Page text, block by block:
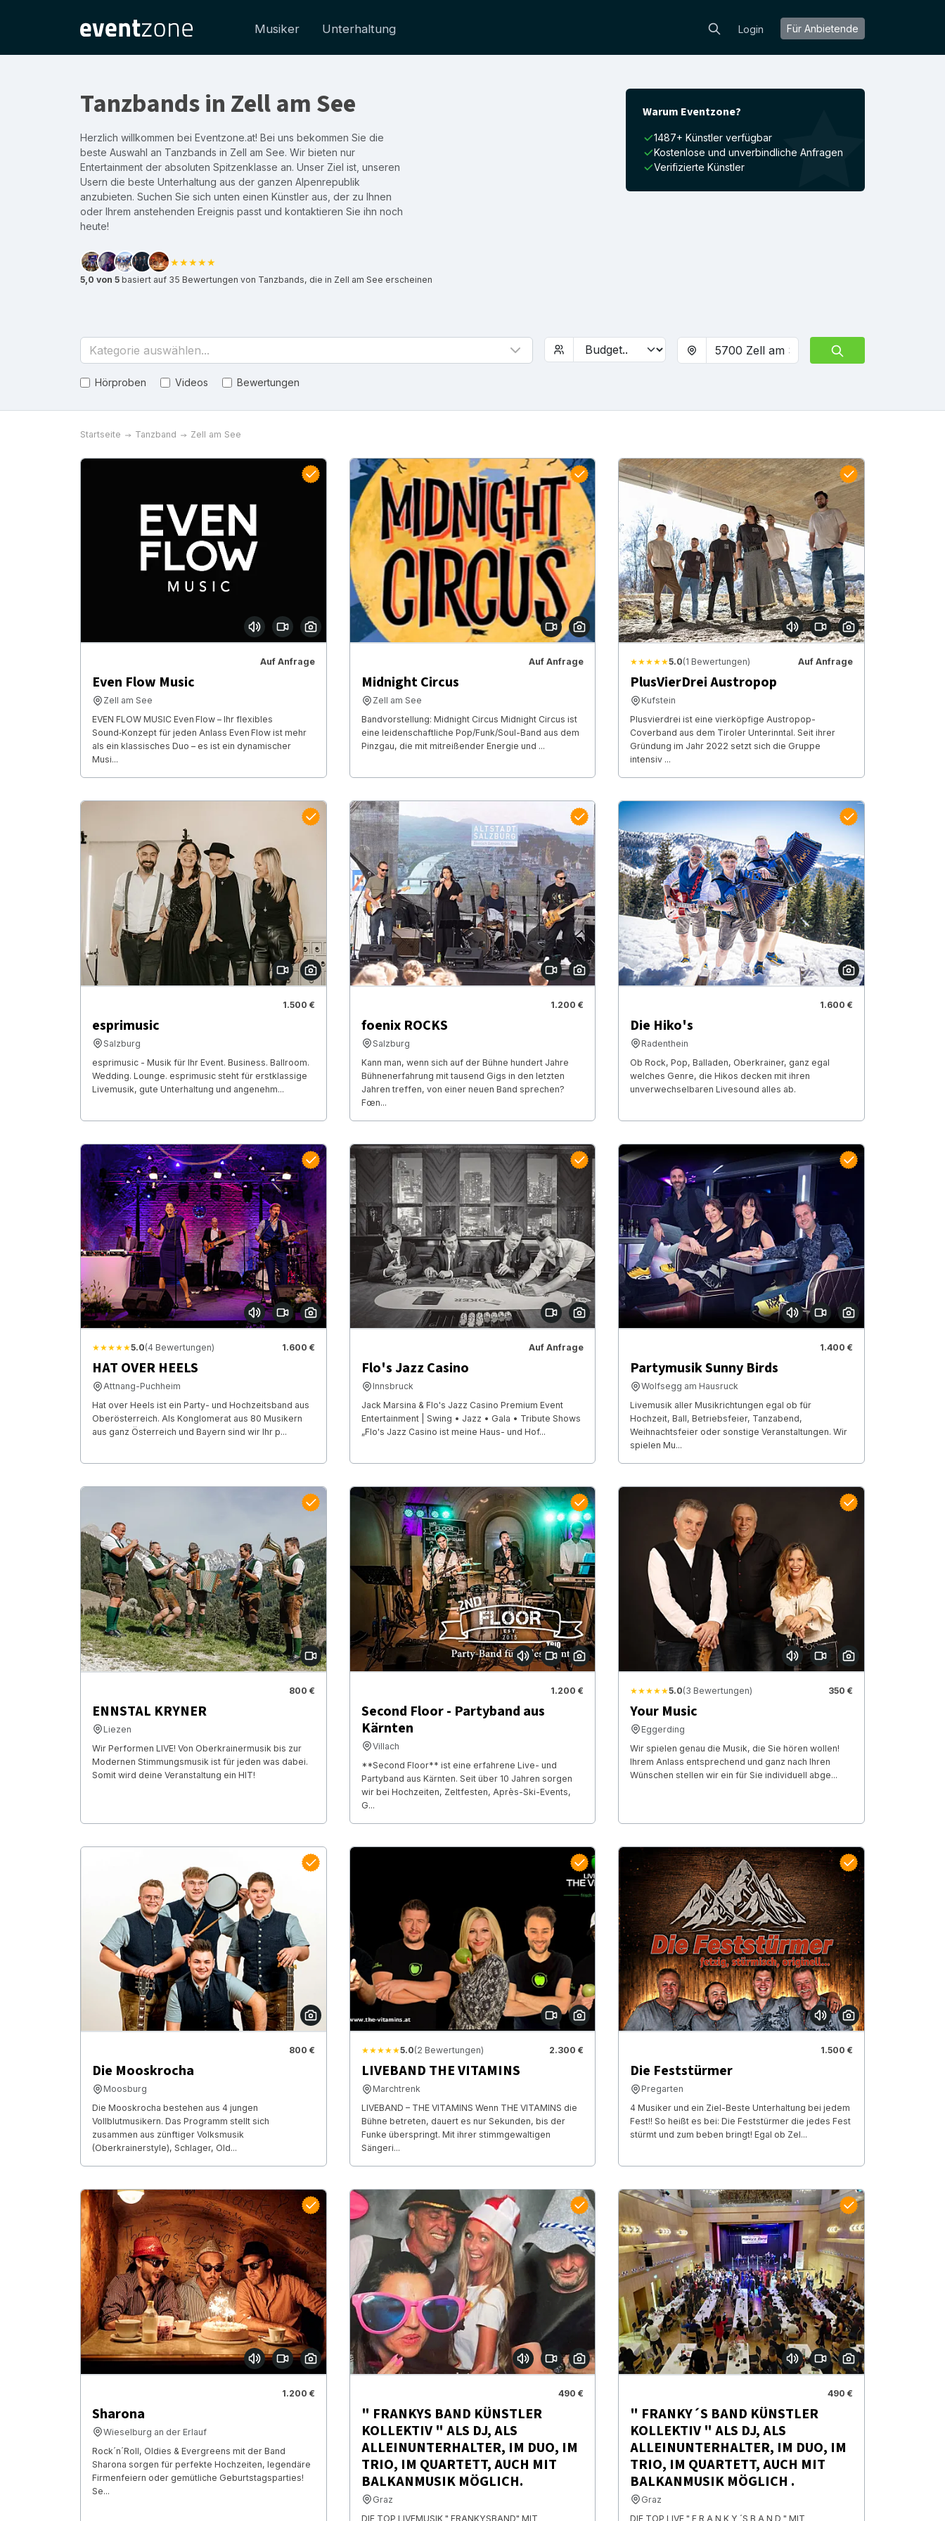
Musiker Unterhaltung Login Für Anbietende
Tanzbands in Zell am See
Herzlich willkommen bei Eventzone.at! Bei uns bekommen Sie die
beste Auswahl an Tanzbands in Zell am See. Wir bieten nur
Entertainment der absoluten Spitzenklasse an. Unser Ziel ist, unseren
Usern die beste Unterhaltung aus der ganzen Alpenrepublik
anzubieten. Suchen Sie sich unten einen Künstler aus, der zu Ihnen
oder Ihrem anstehenden Ereignis passt und kontaktieren Sie ihn noch
heute!
★★★★★
5,0 von 5 basiert auf 35 Bewertungen von Tanzbands, die in Zell am See erscheinen
Warum Eventzone?
1487+ Künstler verfügbar
Kostenlose und unverbindliche Anfragen
Verifizierte Künstler
Kategorie auswählen...
Hörproben Videos Bewertungen
Startseite Tanzband Zell am See
Auf Anfrage
Even Flow Music
Zell am See
EVEN FLOW MUSIC Even Flow – Ihr flexibles
Sound‑Konzept für jeden Anlass Even Flow ist mehr
als ein klassisches Duo – es ist ein dynamischer
Musi...
Auf Anfrage
Midnight Circus
Zell am See
Bandvorstellung: Midnight Circus Midnight Circus ist
eine leidenschaftliche Pop/Funk/Soul-Band aus dem
Pinzgau, die mit mitreißender Energie und ...
★★★★★5.0(1 Bewertungen) Auf Anfrage
PlusVierDrei Austropop
Kufstein
Plusvierdrei ist eine vierköpfige Austropop-
Coverband aus dem Tiroler Unterinntal. Seit ihrer
Gründung im Jahr 2022 setzt sich die Gruppe
intensiv ...
1.500 €
esprimusic
Salzburg
esprimusic - Musik für Ihr Event. Business. Ballroom.
Wedding. Lounge. esprimusic steht für erstklassige
Livemusik, gute Unterhaltung und angenehm...
1.200 €
foenix ROCKS
Salzburg
Kann man, wenn sich auf der Bühne hundert Jahre
Bühnenerfahrung mit tausend Gigs in den letzten
Jahren treffen, von einer neuen Band sprechen?
Fœn...
1.600 €
Die Hiko's
Radenthein
Ob Rock, Pop, Balladen, Oberkrainer, ganz egal
welches Genre, die Hikos decken mit ihren
unverwechselbaren Livesound alles ab.
★★★★★5.0(4 Bewertungen) 1.600 €
HAT OVER HEELS
Attnang-Puchheim
Hat over Heels ist ein Party- und Hochzeitsband aus
Oberösterreich. Als Konglomerat aus 80 Musikern
aus ganz Österreich und Bayern sind wir Ihr p...
Auf Anfrage
Flo's Jazz Casino
Innsbruck
Jack Marsina & Flo's Jazz Casino Premium Event
Entertainment | Swing • Jazz • Gala • Tribute Shows
„Flo's Jazz Casino ist meine Haus- und Hof...
1.400 €
Partymusik Sunny Birds
Wolfsegg am Hausruck
Livemusik aller Musikrichtungen egal ob für
Hochzeit, Ball, Betriebsfeier, Tanzabend,
Weihnachtsfeier oder sonstige Veranstaltungen. Wir
spielen Mu...
800 €
ENNSTAL KRYNER
Liezen
Wir Performen LIVE! Von Oberkrainermusik bis zur
Modernen Stimmungsmusik ist für jeden was dabei.
Somit wird deine Veranstaltung ein HIT!
1.200 €
Second Floor - Partyband aus
Kärnten
Villach
**Second Floor** ist eine erfahrene Live- und
Partyband aus Kärnten. Seit über 10 Jahren sorgen
wir bei Hochzeiten, Zeltfesten, Après-Ski-Events,
G...
★★★★★5.0(3 Bewertungen) 350 €
Your Music
Eggerding
Wir spielen genau die Musik, die Sie hören wollen!
Ihrem Anlass entsprechend und ganz nach Ihren
Wünschen stellen wir ein für Sie individuell abge...
800 €
Die Mooskrocha
Moosburg
Die Mooskrocha bestehen aus 4 jungen
Vollblutmusikern. Das Programm stellt sich
zusammen aus zünftiger Volksmusik
(Oberkrainerstyle), Schlager, Old...
★★★★★5.0(2 Bewertungen) 2.300 €
LIVEBAND THE VITAMINS
Marchtrenk
LIVEBAND – THE VITAMINS Wenn THE VITAMINS die
Bühne betreten, dauert es nur Sekunden, bis der
Funke überspringt. Mit ihrer stimmgewaltigen
Sängeri...
1.500 €
Die Feststürmer
Pregarten
4 Musiker und ein Ziel-Beste Unterhaltung bei jedem
Fest!! So heißt es bei: Die Feststürmer die jedes Fest
stürmt und zum beben bringt! Egal ob Zel...
1.200 €
Sharona
Wieselburg an der Erlauf
Rock´n´Roll, Oldies & Evergreens mit der Band
Sharona sorgen für perfekte Hochzeiten, legendäre
Firmenfeiern oder gemütliche Geburtstagsparties!
Se...
490 €
" FRANKYS BAND KÜNSTLER
KOLLEKTIV " ALS DJ, ALS
ALLEINUNTERHALTER, IM DUO, IM
TRIO, IM QUARTETT, AUCH MIT
BALKANMUSIK MÖGLICH.
Graz
DIE TOP LIVEMUSIK " FRANKYSBAND" MIT
490 €
" FRANKY´S BAND KÜNSTLER
KOLLEKTIV " ALS DJ, ALS
ALLEINUNTERHALTER, IM DUO, IM
TRIO, IM QUARTETT, AUCH MIT
BALKANMUSIK MÖGLICH .
Graz
DIE TOP LIVE " F R A N K Y ´S B A N D " MIT